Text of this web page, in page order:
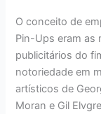
O conceito de
Pin-Ups eram as
publicitários do
notoriedade em
artísticos de
Moran e Gil